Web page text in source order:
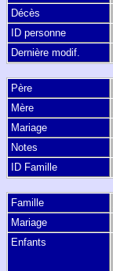
Décès
ID personne
Dernière modif.
Père
Mère
Mariage
Notes
ID Famille
Famille
Mariage
Enfants